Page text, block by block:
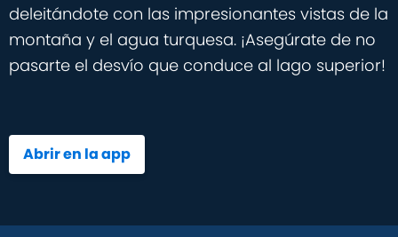
deleitándote con las impresionantes vistas de la
montaña y el agua turquesa. ¡Asegúrate de no
pasarte el desvío que conduce al lago superior!
Abrir en la app